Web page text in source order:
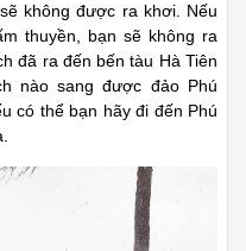
không được ra khơi. Nếu
thuyền, bạn sẽ không ra
đã ra đến bến tàu Hà Tiên
nào sang được đảo Phú
có thể bạn hãy đi đến Phú